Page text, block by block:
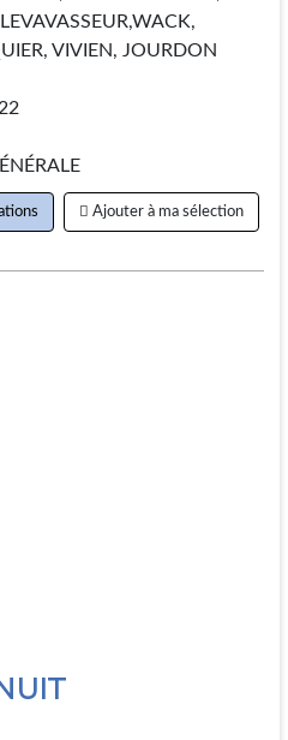
VIVIEN, JOURDON
Ajouter à ma sélection